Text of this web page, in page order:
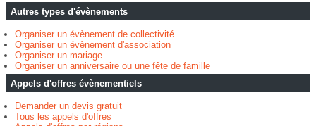
Autres types d'évènements
Organiser un évènement de collectivité
Organiser un évènement d'association
Organiser un mariage
Organiser un anniversaire ou une fête de famille
Appels d'offres évènementiels
Demander un devis gratuit
Tous les appels d'offres